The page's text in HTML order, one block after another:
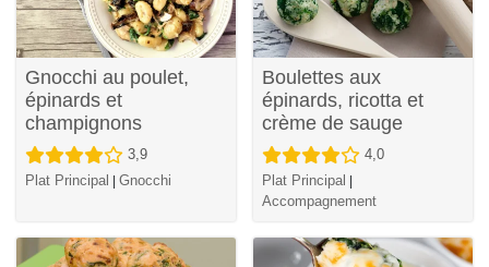
Gnocchi au poulet,
épinards et
champignons
3,9
Plat Principal
Gnocchi
Boulettes aux
épinards, ricotta et
crème de sauge
4,0
Plat Principal
Accompagnement